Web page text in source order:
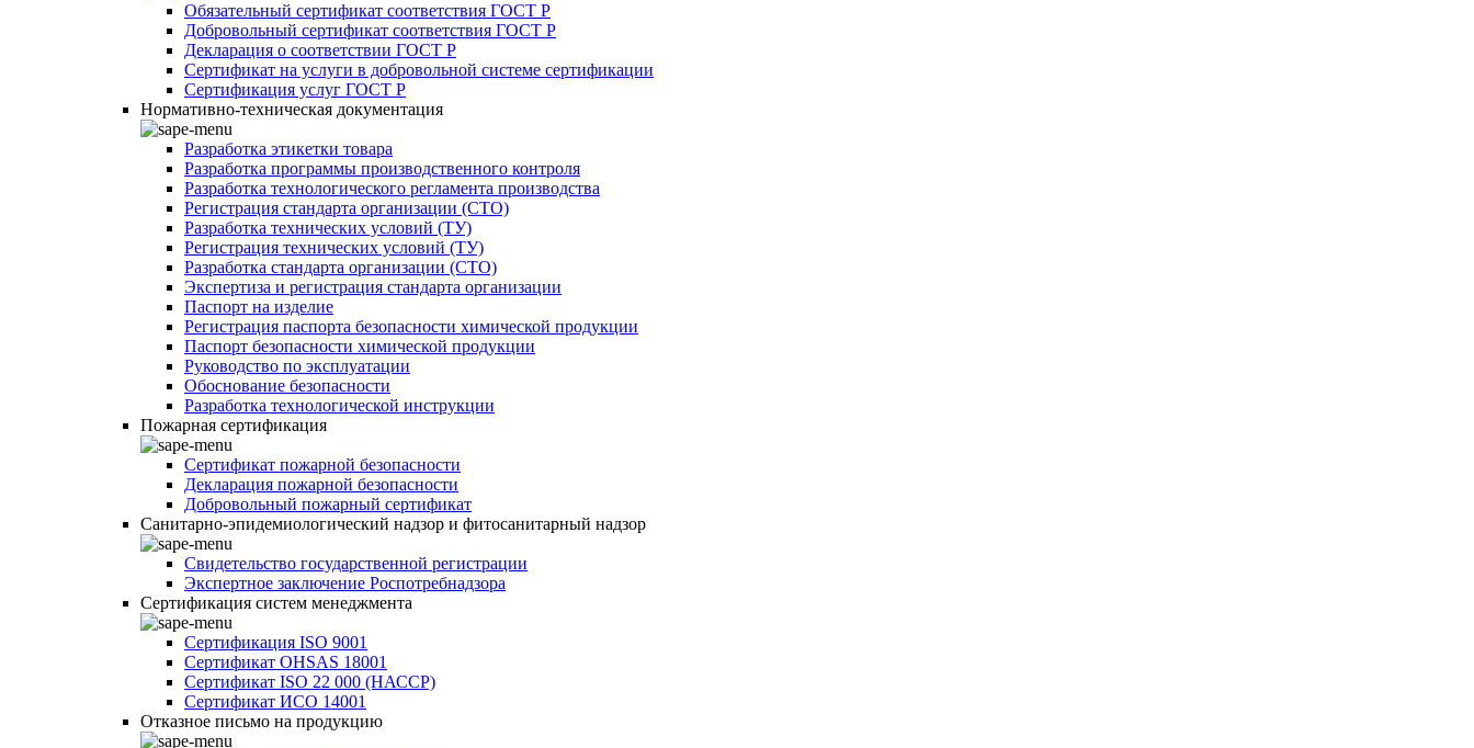
Обязательный сертификат соответствия ГОСТ Р
Добровольный сертификат соответствия ГОСТ Р
Декларация о соответствии ГОСТ Р
Сертификат на услуги в добровольной системе сертификации
Сертификация услуг ГОСТ Р
Нормативно-техническая документация
Разработка этикетки товара
Разработка программы производственного контроля
Разработка технологического регламента производства
Регистрация стандарта организации (СТО)
Разработка технических условий (ТУ)
Регистрация технических условий (ТУ)
Разработка стандарта организации (СТО)
Экспертиза и регистрация стандарта организации
Паспорт на изделие
Регистрация паспорта безопасности химической продукции
Паспорт безопасности химической продукции
Руководство по эксплуатации
Обоснование безопасности
Разработка технологической инструкции
Пожарная сертификация
Сертификат пожарной безопасности
Декларация пожарной безопасности
Добровольный пожарный сертификат
Санитарно-эпидемиологический надзор и фитосанитарный надзор
Свидетельство государственной регистрации
Экспертное заключение Роспотребнадзора
Сертификация систем менеджмента
Сертификация ISO 9001
Сертификат OHSAS 18001
Сертификат ISO 22 000 (НАССР)
Сертификат ИСО 14001
Отказное письмо на продукцию